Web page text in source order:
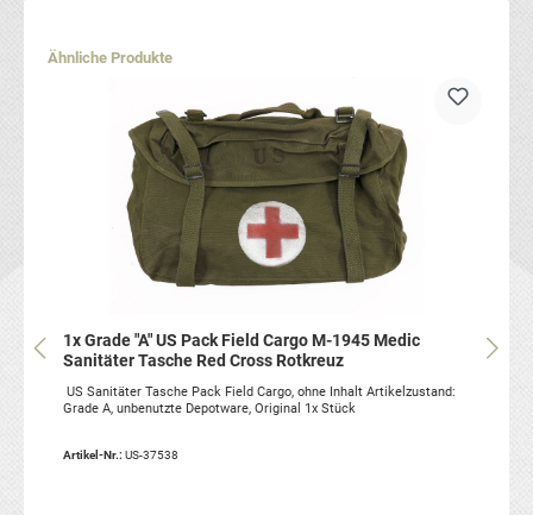
Produktgalerie überspringen
Ähnliche Produkte
1x Grade "A" US Pack Field Cargo M-1945 Medic
Sanitäter Tasche Red Cross Rotkreuz
US Sanitäter Tasche Pack Field Cargo, ohne Inhalt Artikelzustand:
Grade A, unbenutzte Depotware, Original 1x Stück
Artikel-Nr.: US-37538